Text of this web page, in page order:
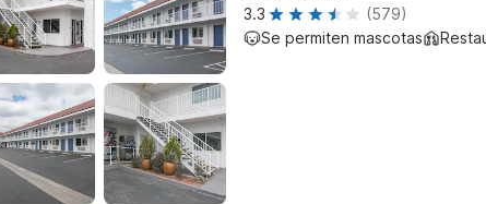
3.3
(579)
Se permiten mascotas